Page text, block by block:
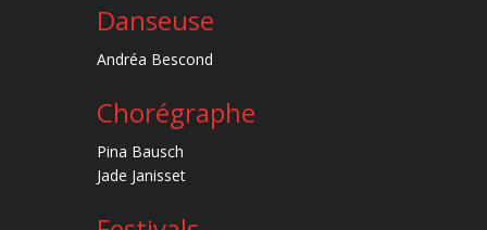
Danseuse
Andréa Bescond
Chorégraphe
Pina Bausch
Jade Janisset